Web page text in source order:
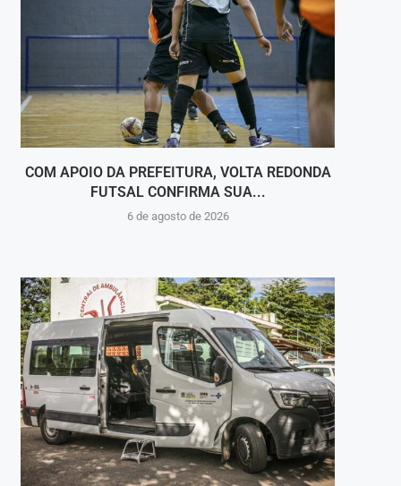
COM APOIO DA PREFEITURA, VOLTA REDONDA
FUTSAL CONFIRMA SUA...
6 de agosto de 2026